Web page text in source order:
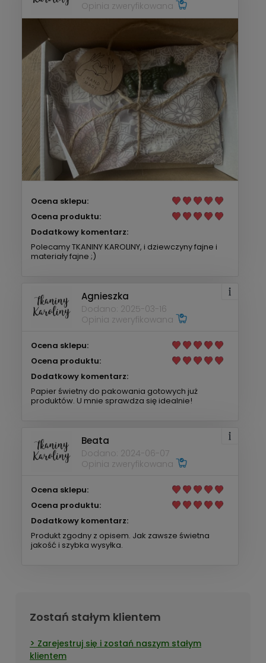
Opinia zweryfikowana
Ocena sklepu:
Ocena produktu:
Dodatkowy komentarz:
Polecamy TKANINY KAROLINY, i dziewczyny fajne i
materiały fajne ;)
Agnieszka
Dodano: 2025-03-16
Opinia zweryfikowana
Ocena sklepu:
Ocena produktu:
Dodatkowy komentarz:
Papier świetny do pakowania gotowych już
produktów. U mnie sprawdza się idealnie!
Beata
Dodano: 2024-06-07
Opinia zweryfikowana
Ocena sklepu:
Ocena produktu:
Dodatkowy komentarz:
Produkt zgodny z opisem. Jak zawsze świetna
jakość i szybka wysyłka.
Zostań stałym klientem
Zarejestruj się i zostań naszym stałym
klientem